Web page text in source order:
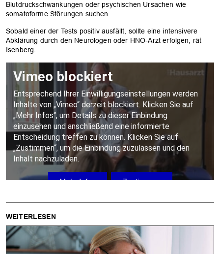
Blutdruckschwankungen oder psychischen Ursachen wie
somatoforme Störungen suchen.
Sobald einer der Tests positiv ausfällt, sollte eine intensivere
Abklärung durch den Neurologen oder HNO-Arzt erfolgen, rät
Isenberg.
WEITERLESEN